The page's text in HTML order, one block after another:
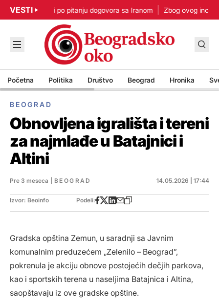
VESTI
Nisam u žurbi po pitanju dogovora sa Iranom Zbog ovog
Početna Politika Društvo Beograd Hronika
BEOGRAD
Obnovljena igrališta i tereni
za najmlađe u Batajnici i
Altini
Pre 3 meseca BEOGRAD 14.05.2026 | 17:44
Izvor: Beoinfo Podeli:
Gradska opština Zemun, u saradnji sa Javnim
komunalnim preduzećem „Zelenilo – Beograd”,
pokrenula je akciju obnove postojećih dečjih parkova,
kao i sportskih terena u naseljima Batajnica i Altina,
saopštavaju iz ove gradske opštine.